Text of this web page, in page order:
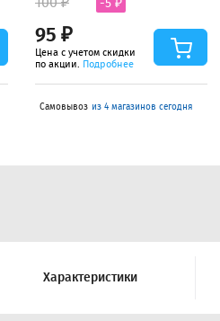
95 ₽
-5 ₽
Цена с учетом скидки
по акции. Подробнее
Самовывоз из 4 магазинов сегодня
Характеристики